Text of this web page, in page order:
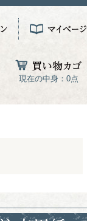
現在の中身：0点